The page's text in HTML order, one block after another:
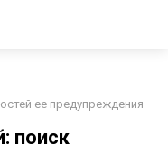
ее предупреждения
поиск